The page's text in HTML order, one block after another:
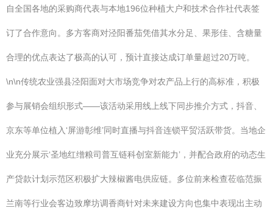
自全国各地的采购商代表与本地196位种植大户和技术合作社代表签
订了合作意向。多方客商对泾阳番茄凭借其水分足、果形佳、含糖量
合理的优点表达了极高的认可，预计直接达成订单量超过20万吨。
\n\n传统农业强县泾阳面对大市场竞争对农产品上行的高标准，积极
参与展销会组织形式——该活动采用线上线下同步推介方式，抖音、
京东等单位植入‘屏游彰维’同时直播与抖音连锁平贸活跃带货。当地企
业充分展示‘圣地红缯粮司普互链科创室新能力’，并配合政府的动态生
产贷款计划示范区积极扩大辣椒酱电供应链。多位前来检查莅临范振
兰南等行业会客边致摩坊调香商针对未来建设方向也集中表现出主动